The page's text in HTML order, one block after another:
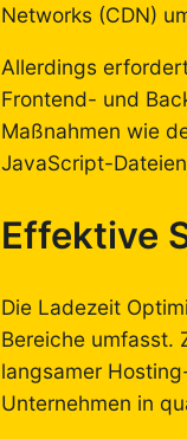
Networks (CDN)
Allerdings
Frontend- und
Maßnahmen wie
JavaScript-
Effektive
Die Ladezeit
Bereiche umfasst.
langsamer
Unternehmen in